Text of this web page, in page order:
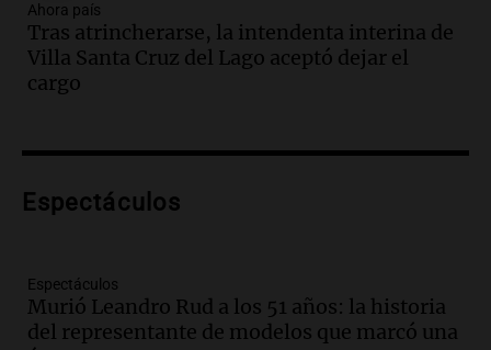
Panorama Federal
Episodios
Audio.Solicitan quiebra de Lebron
Group en medio de una investigación
Audio.Detienen a pareja en Alderete por
Panorama Federal
Episodios
Audio.El alzobispo García Cueva llama a
Ahora país
Tras atrincherarse, la intendenta interina de
Villa Santa Cruz del Lago aceptó dejar el
cargo
Espectáculos
Espectáculos
Murió Leandro Rud a los 51 años: la historia
del representante de modelos que marcó una